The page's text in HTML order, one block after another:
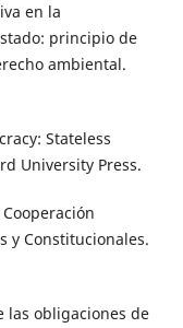
en la
principio de
ambiental.
Stateless
University Press.
y Constitucionales.
las obligaciones de